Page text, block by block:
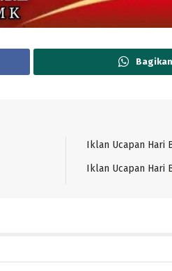
Bagikan
Iklan Ucapan Hari
Iklan Ucapan Hari